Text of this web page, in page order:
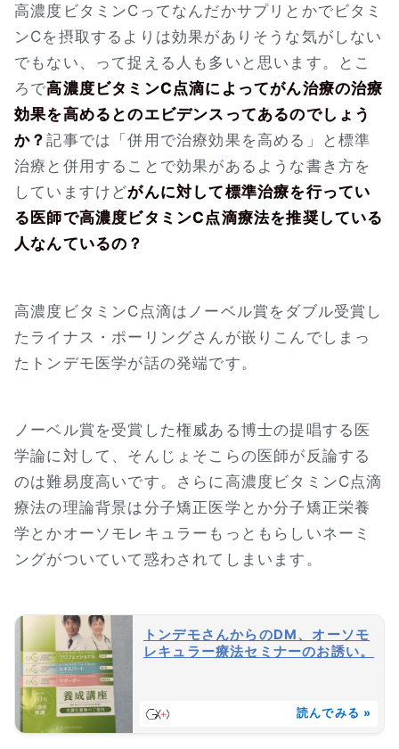
高濃度ビタミンCってなんだかサプリとかでビタミ
ンCを摂取するよりは効果がありそうな気がしない
でもない、って捉える人も多いと思います。とこ
ろで高濃度ビタミンC点滴によってがん治療の治療
効果を高めるとのエビデンスってあるのでしょう
か？記事では「併用で治療効果を高める」と標準
治療と併用することで効果があるような書き方を
していますけどがんに対して標準治療を行ってい
る医師で高濃度ビタミンC点滴療法を推奨している
人なんているの？
高濃度ビタミンC点滴はノーベル賞をダブル受賞し
たライナス・ポーリングさんが嵌りこんでしまっ
たトンデモ医学が話の発端です。
ノーベル賞を受賞した権威ある博士の提唱する医
学論に対して、そんじょそこらの医師が反論する
のは難易度高いです。さらに高濃度ビタミンC点滴
療法の理論背景は分子矯正医学とか分子矯正栄養
学とかオーソモレキュラーもっともらしいネーミ
ングがついていて惑わされてしまいます。
トンデモさんからのDM、オーソモ
レキュラー療法セミナーのお誘い。
読んでみる »